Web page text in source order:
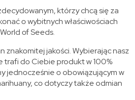
którzy chcą się za
o wybitnych właściwościach
of Seeds.
znakomitej jakości. Wybierając nasz
trafi do Ciebie produkt w 100%
jednocześnie o obowiązującym w
co dotyczy także odmian